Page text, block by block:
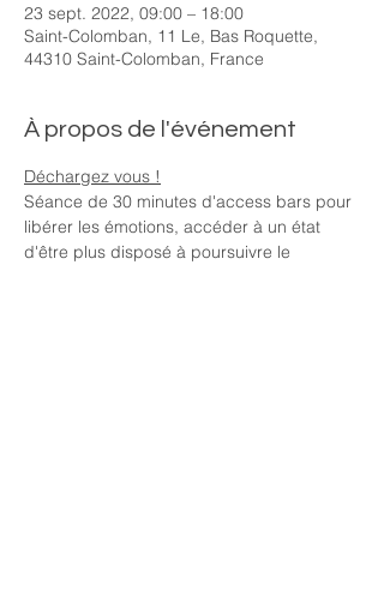
23 sept. 2022, 09:00 – 18:00
Saint-Colomban, 11 Le, Bas Roquette,
44310 Saint-Colomban, France
À propos de l'événement
Déchargez vous !
Séance de 30 minutes d'access bars pour
libérer les émotions, accéder à un état
d'être plus disposé à poursuivre le